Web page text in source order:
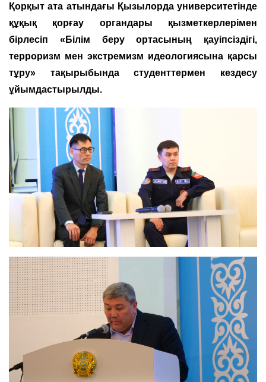
Қорқыт ата атындағы Қызылорда университетінде
құқық қорғау органдары қызметкерлерімен
бірлесіп «Білім беру ортасының қауіпсіздігі,
терроризм мен экстремизм идеологиясына қарсы
тұру» тақырыбында студенттермен кездесу
ұйымдастырылды.